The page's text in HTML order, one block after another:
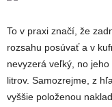
To v praxi značí, že
rozsahu posúvať a v
nevyzerá veľký, no jeho
litrov. Samozrejme, z
vyššie položenou